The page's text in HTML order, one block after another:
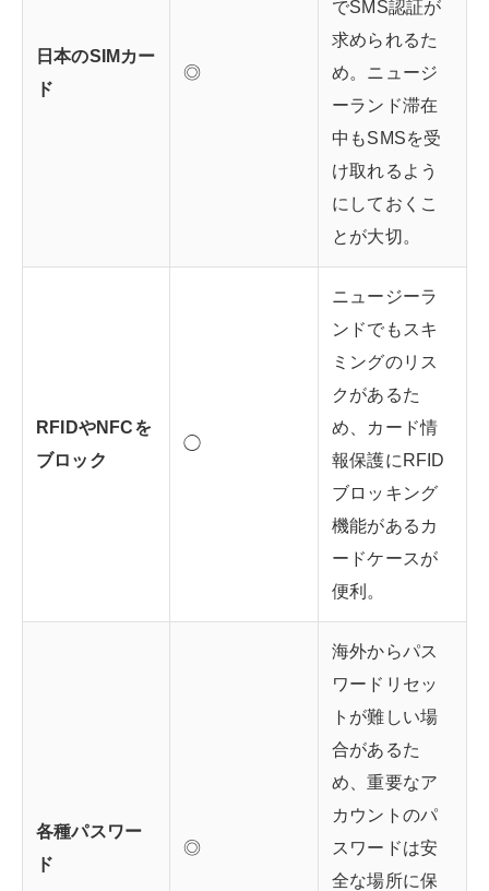
日本のSIMカー
ド
◎
でSMS認証が
求められるた
め。ニュージ
ーランド滞在
中もSMSを受
け取れるよう
にしておくこ
とが大切。
RFIDやNFCを
ブロック
◯
ニュージーラ
ンドでもスキ
ミングのリス
クがあるた
め、カード情
報保護にRFID
ブロッキング
機能があるカ
ードケースが
便利。
各種パスワー
ド
◎
海外からパス
ワードリセッ
トが難しい場
合があるた
め、重要なア
カウントのパ
スワードは安
全な場所に保